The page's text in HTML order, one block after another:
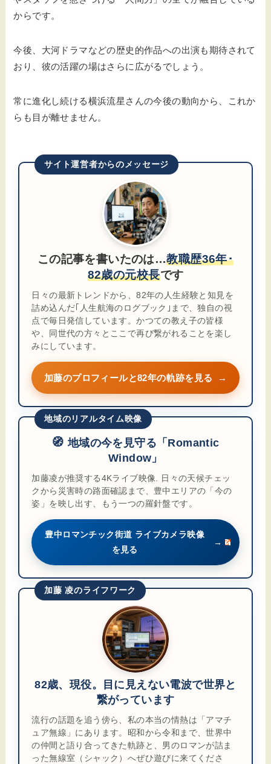
からです。
今後、大河ドラマなどの歴史的作品への出演も期待されて
おり、彼の活躍の場はさらに広がるでしょう。
常に進化し続ける横浜流星さんの今後の動向から、これか
らも目が離せません。
サイト運営者からのメッセージ
この記事を書いたのは…教職歴36年･
82歳の元校長です
日々の最新トレンドから、82年の人生経験と知見を
詰め込んだ｢人生航海のログブック｣まで、独自の視
点で毎日発信しています。かつての教え子の皆様
や、同世代の方々とここで再び繋がれることを楽し
みにしています。
加藤のプロフィールと82年の軌跡を見る →
地域のリアルタイム映像
🧭 地域の今を見守る「Romantic
Window」
加藤凌が推奨する4Kライブ映像. 日々の天候チェッ
クから災害時の路面確認まで、豊中エリアの「今の
姿」を映し出す、もう一つの羅針盤です。
豊中ロマンチック街道 ライブカメラ映像
を見る
→
加藤 凌のライフワーク
82歳、現役。目に見えない電波で世界と
繋がっています
流行の話題を追う傍ら、私の本当の情熱は「アマチ
ュア無線」にあります。昭和から令和まで、世界中
の仲間と語り合ってきた軌跡と、男のロマンが詰ま
った無線室（シャック）へぜひ遊びに来てくださ